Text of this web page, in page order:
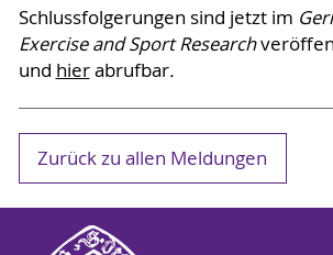
Schlussfolgerungen sind jetzt im
Exercise and Sport Research
und hierabrufbar.
Zurück zu allen Meldungen